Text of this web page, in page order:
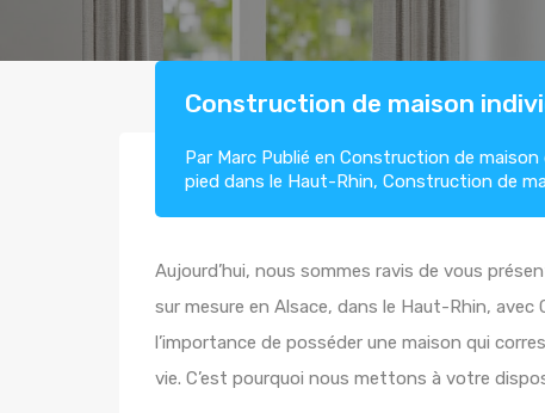
Construction de maison
Par Marc Publié en Construction de maison
pied dans le Haut-Rhin, Construction de
Aujourd’hui, nous sommes ravis de vous
sur mesure en Alsace, dans le Haut-Rhin,
l’importance de posséder une maison qui
vie. C’est pourquoi nous mettons à votre